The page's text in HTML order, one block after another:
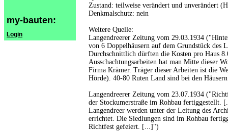
my-bauten:
Login
Zustand: teilweise verändert und unverändert
Denkmalschutz: nein
Weitere Quelle:
Langendreerer Zeitung vom 29.03.1934
von 6 Doppelhäusern auf dem Grundstück des
Durchschnittlich dürften die Kosten pro Haus
Ausschachtungsarbeiten hat man Mitte dieser
Firma Krämer. Träger dieser Arbeiten ist die
Hörde). 40-80 Ruten Land sind bei den
Langendreerer Zeitung vom 23.07.1934
der Stockumerstraße im Rohbau fertiggestellt.
Langendreer werden unter der Leitung des
errichtet. Die Siedlungen sind im Rohbau
Richtfest gefeiert. [...]")